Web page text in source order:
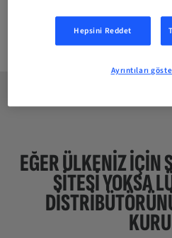
EĞER ÜLKENIZ IÇIN
SİTESİ YOKSA
Hepsini Reddet
Ayrıntıları